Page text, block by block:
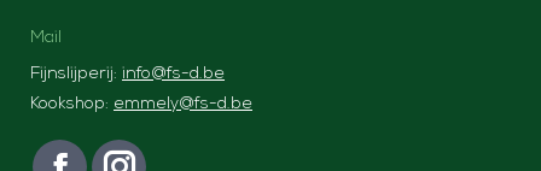
Mail
Fijnslijperij: info@fs-d.be
Kookshop: emmely@fs-d.be
Vind ons op: